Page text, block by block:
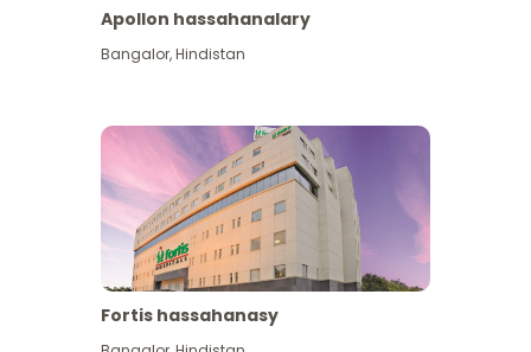
Has giňişleýin gör
Apollon hassahanalary
Bangalor,Hindistan
Fortis hassahanasy